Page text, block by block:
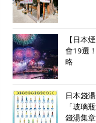
【日本
會19選
略
日本錢
「玻璃
錢湯集